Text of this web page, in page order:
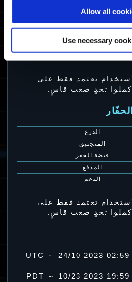
Allow all
Use necessary
فجيلنت أ: القناص
كريغر
تعتمد فقط على
أكملوا تحدٍ صعب قاسٍ.
الدرع
المنجنيق
قبضة الحفر
المدفع
الدعم
تعتمد فقط على
أكملوا تحدٍ صعب قاسٍ.
20/10 2023 03:00 UTC ～ 24/10 2023 02:59
10/19 2023 20:00 PDT ～ 10/23 2023 19:59